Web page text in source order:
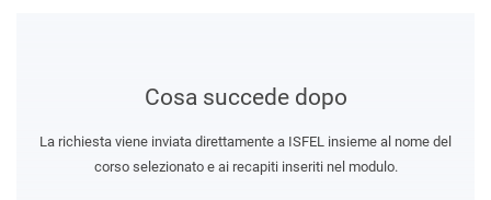
Cosa succede dopo
La richiesta viene inviata direttamente a ISFEL insieme al nome del
corso selezionato e ai recapiti inseriti nel modulo.